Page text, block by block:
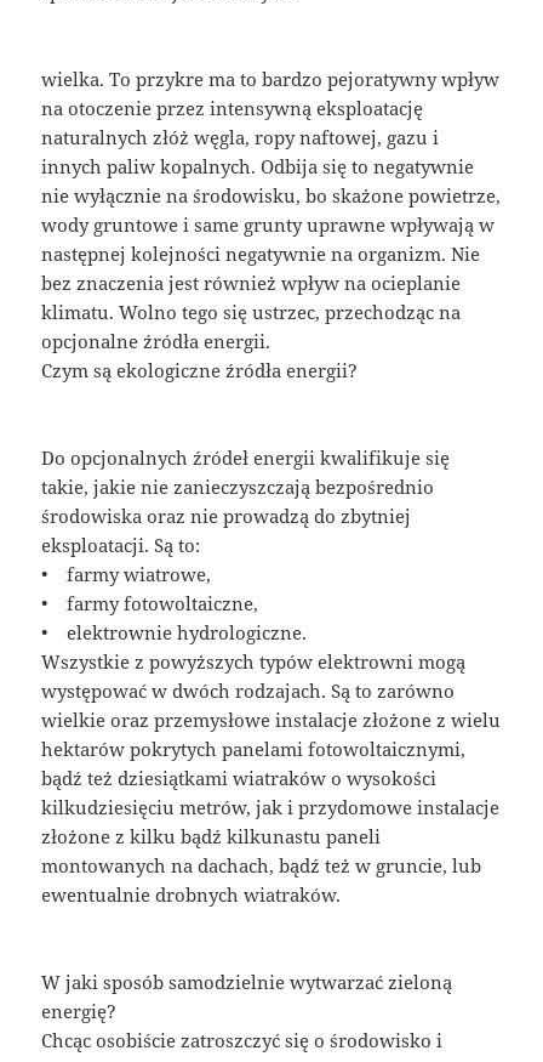
wielka. To przykre ma to bardzo pejoratywny wpływ
na otoczenie przez intensywną eksploatację
naturalnych złóż węgla, ropy naftowej, gazu i
innych paliw kopalnych. Odbija się to negatywnie
nie wyłącznie na środowisku, bo skażone powietrze,
wody gruntowe i same grunty uprawne wpływają w
następnej kolejności negatywnie na organizm. Nie
bez znaczenia jest również wpływ na ocieplanie
klimatu. Wolno tego się ustrzec, przechodząc na
opcjonalne źródła energii.
Czym są ekologiczne źródła energii?
Do opcjonalnych źródeł energii kwalifikuje się
takie, jakie nie zanieczyszczają bezpośrednio
środowiska oraz nie prowadzą do zbytniej
eksploatacji. Są to:
• farmy wiatrowe,
• farmy fotowoltaiczne,
• elektrownie hydrologiczne.
Wszystkie z powyższych typów elektrowni mogą
występować w dwóch rodzajach. Są to zarówno
wielkie oraz przemysłowe instalacje złożone z wielu
hektarów pokrytych panelami fotowoltaicznymi,
bądź też dziesiątkami wiatraków o wysokości
kilkudziesięciu metrów, jak i przydomowe instalacje
złożone z kilku bądź kilkunastu paneli
montowanych na dachach, bądź też w gruncie, lub
ewentualnie drobnych wiatraków.
W jaki sposób samodzielnie wytwarzać zieloną
energię?
Chcąc osobiście zatroszczyć się o środowisko i